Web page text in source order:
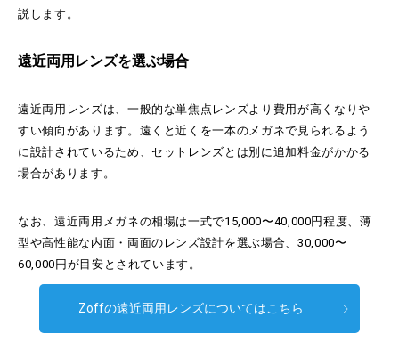
説します。
遠近両用レンズを選ぶ場合
遠近両用レンズは、一般的な単焦点レンズより費用が高くなりや
すい傾向があります。遠くと近くを一本のメガネで見られるよう
に設計されているため、セットレンズとは別に追加料金がかかる
場合があります。
なお、遠近両用メガネの相場は一式で15,000〜40,000円程度、薄
型や高性能な内面・両面のレンズ設計を選ぶ場合、30,000〜
60,000円が目安とされています。
Zoffの遠近両用レンズについてはこちら